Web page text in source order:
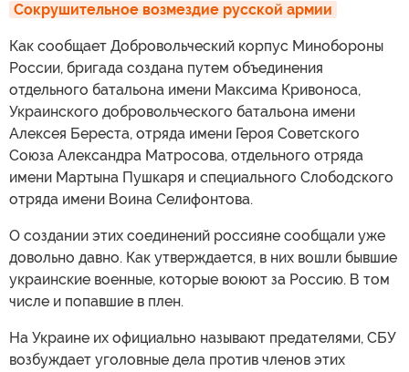
Сокрушительное возмездие русской армии
Как сообщает Добровольческий корпус Минобороны
России, бригада создана путем объединения
отдельного батальона имени Максима Кривоноса,
Украинского добровольческого батальона имени
Алексея Береста, отряда имени Героя Советского
Союза Александра Матросова, отдельного отряда
имени Мартына Пушкаря и специального Слободского
отряда имени Воина Селифонтова.
О создании этих соединений россияне сообщали уже
довольно давно. Как утверждается, в них вошли бывшие
украинские военные, которые воюют за Россию. В том
числе и попавшие в плен.
На Украине их официально называют предателями, СБУ
возбуждает уголовные дела против членов этих